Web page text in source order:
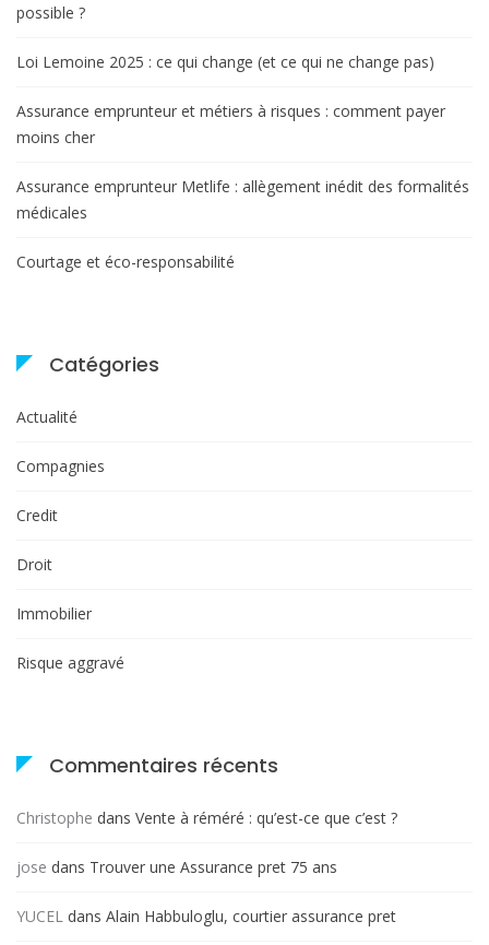
possible ?
Loi Lemoine 2025 : ce qui change (et ce qui ne change pas)
Assurance emprunteur et métiers à risques : comment payer
moins cher
Assurance emprunteur Metlife : allègement inédit des formalités
médicales
Courtage et éco-responsabilité
Catégories
Actualité
Compagnies
Credit
Droit
Immobilier
Risque aggravé
Commentaires récents
Christophe dans Vente à réméré : qu’est-ce que c’est ?
jose dans Trouver une Assurance pret 75 ans
YUCEL dans Alain Habbuloglu, courtier assurance pret